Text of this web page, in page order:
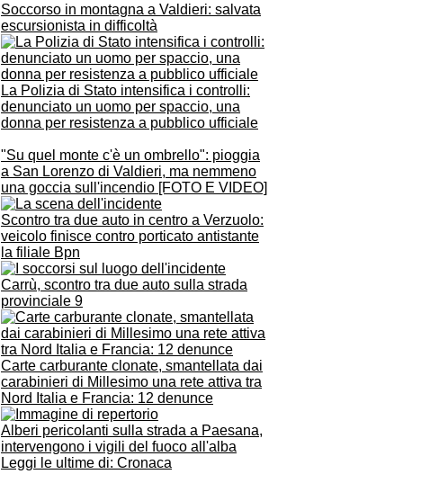
Soccorso in montagna a Valdieri: salvata
escursionista in difficoltà
La Polizia di Stato intensifica i controlli:
denunciato un uomo per spaccio, una
donna per resistenza a pubblico ufficiale
"Su quel monte c'è un ombrello": pioggia
a San Lorenzo di Valdieri, ma nemmeno
una goccia sull'incendio [FOTO E VIDEO]
Scontro tra due auto in centro a Verzuolo:
veicolo finisce contro porticato antistante
la filiale Bpn
Carrù, scontro tra due auto sulla strada
provinciale 9
Carte carburante clonate, smantellata dai
carabinieri di Millesimo una rete attiva tra
Nord Italia e Francia: 12 denunce
Alberi pericolanti sulla strada a Paesana,
intervengono i vigili del fuoco all'alba
Leggi le ultime di: Cronaca